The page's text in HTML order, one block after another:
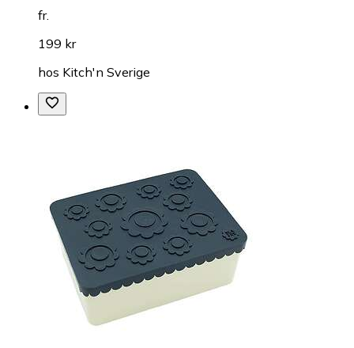
fr.
199 kr
hos Kitch'n Sverige